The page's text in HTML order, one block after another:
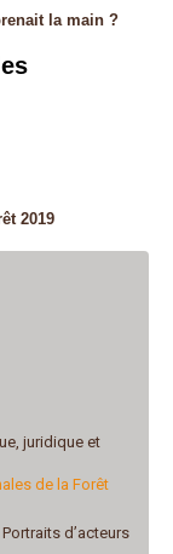
la main ?
2019
juridique et
de la Forêt
d’acteurs